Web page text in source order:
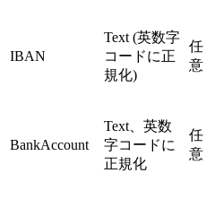
IBAN
Text (英数字
コードに正
規化)
任
意
BankAccount
Text、英数
字コードに
正規化
任
意